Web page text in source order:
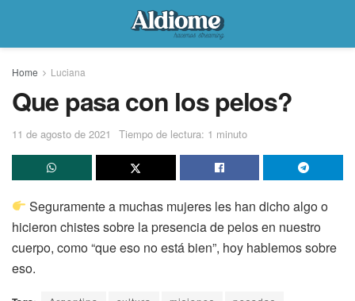
Home Luciana
Que pasa con los pelos?
11 de agosto de 2021 Tiempo de lectura: 1 minuto
Seguramente a muchas mujeres les han dicho algo o
hicieron chistes sobre la presencia de pelos en nuestro
cuerpo, como “que eso no está bien”, hoy hablemos sobre
eso.